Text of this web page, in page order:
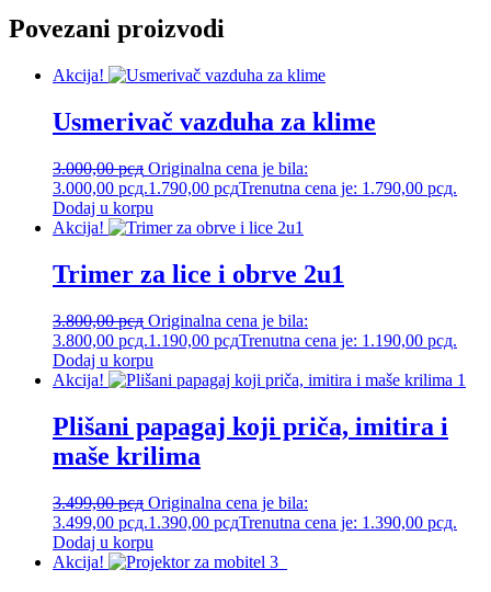
Povezani proizvodi
Akcija!
Usmerivač vazduha za klime
3.000,00рсд Originalna cena je bila:
3.000,00 рсд.1.790,00 рсдTrenutna cena je: 1.790,00 рсд.
Dodaj u korpu
Akcija!
Trimer za lice i obrve 2u1
3.800,00рсд Originalna cena je bila:
3.800,00 рсд.1.190,00 рсдTrenutna cena je: 1.190,00 рсд.
Dodaj u korpu
Akcija!
Plišani papagaj koji priča, imitira i
maše krilima
3.499,00рсд Originalna cena je bila:
3.499,00 рсд.1.390,00 рсдTrenutna cena je: 1.390,00 рсд.
Dodaj u korpu
Akcija!